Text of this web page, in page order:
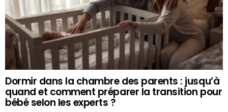
Dormir dans la chambre des parents : jusqu’à
quand et comment préparer la transition pour
bébé selon les experts ?